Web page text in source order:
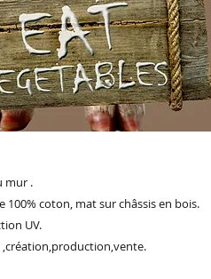
mur .
100% coton, mat sur châssis en bois.
UV.